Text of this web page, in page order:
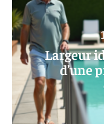
Largeur
d’une